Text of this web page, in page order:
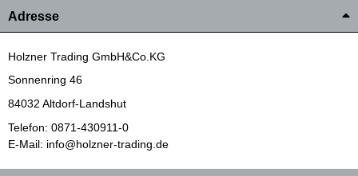
Adresse
Holzner Trading GmbH&Co.KG
Sonnenring 46
84032 Altdorf-Landshut
Telefon: 0871-430911-0
E-Mail: info@holzner-trading.de